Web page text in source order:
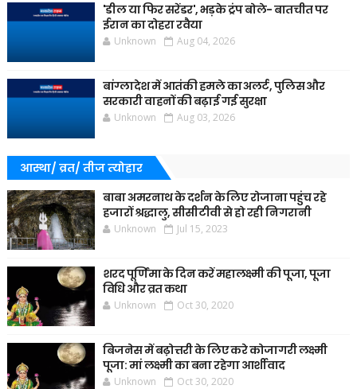
'डील या फिर सरेंडर', भड़के ट्रंप बोले- बातचीत पर
ईरान का दोहरा रवैया
Unknown Aug 04, 2026
बांग्लादेश में आतंकी हमले का अलर्ट, पुलिस और
सरकारी वाहनों की बढ़ाई गई सुरक्षा
Unknown Aug 03, 2026
आस्था/ व्रत/ तीज त्‍योहार
बाबा अमरनाथ के दर्शन के लिए रोजाना पहुंच रहे
हजारों श्रद्धालु, सीसीटीवी से हो रही निगरानी
Unknown Jul 15, 2023
शरद पूर्णिमा के दिन करें महालक्ष्मी की पूजा, पूजा
विधि और व्रत कथा
Unknown Oct 30, 2020
बिजनेस में बढ़ोत्तरी के लिए करे कोजागरी लक्ष्मी
पूजा: मां लक्ष्मी का बना रहेगा आर्शीवाद
Unknown Oct 30, 2020